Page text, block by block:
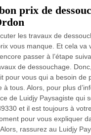
prix de
les travaux de
vous manque. Et cela va
passer à l’étape
de dessouchage.
pour vous qui a besoin de
à tous. Alors, pour plus
de Luidjy Paysagiste qui
et il est toujours à
pour vous expliquer
rassurez au Luidjy